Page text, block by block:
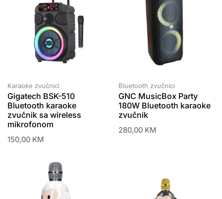
Karaoke zvučnici
Gigatech BSK-510
Bluetooth karaoke
zvučnik sa wireless
mikrofonom
150,00 KM
Bluetooth zvučnici
GNC MusicBox Party
180W Bluetooth karaoke
zvučnik
280,00 KM